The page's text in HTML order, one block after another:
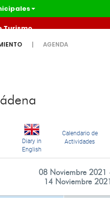
Turismo
AGENDA
Diary in
English
Calendario de
Actividades
08 Noviembre 2021
14 Noviembre